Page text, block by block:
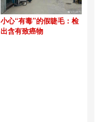
小心“有毒”的假睫毛：检
出含有致癌物